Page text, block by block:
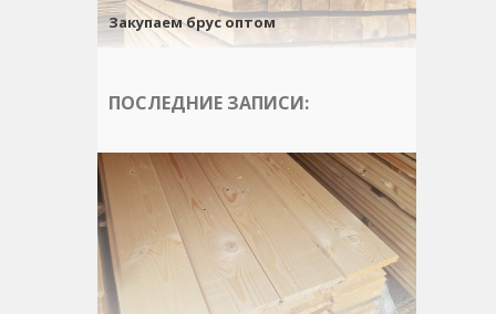
Закупаем брус оптом
ПОСЛЕДНИЕ ЗАПИСИ: